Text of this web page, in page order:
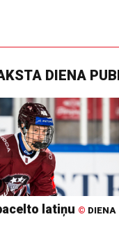
DIENA
latiņu © DIENA